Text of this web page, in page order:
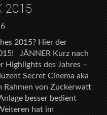
2015
2015? Hier der
JÄNNER Kurz nach
Highlights des Jahres –
Secret Cinema aka
Rahmen von Zuckerwatt
besser bedient
hat im